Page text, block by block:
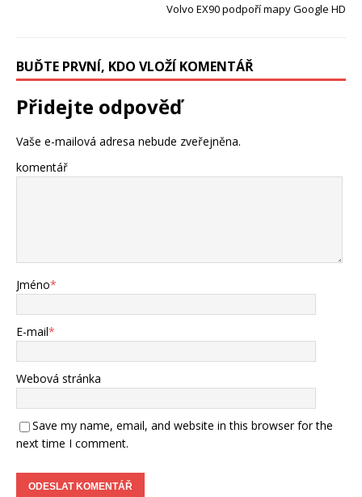
Volvo EX90 podpoří mapy Google HD
BUĎTE PRVNÍ, KDO VLOŽÍ KOMENTÁŘ
Přidejte odpověď
Vaše e-mailová adresa nebude zveřejněna.
komentář
Jméno*
E-mail*
Webová stránka
Save my name, email, and website in this browser for the
next time I comment.